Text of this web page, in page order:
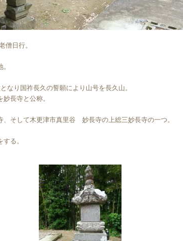
僧日行。
り国祚長久の誓願により山号を長久山。
長寺と公称。
して木更津市真里谷 妙長寺の上総三妙長寺の一つ。
る。